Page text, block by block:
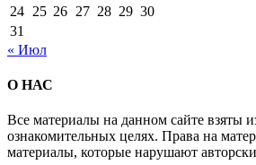
24 25 26 27 28 29 30
31
« Июл
О НАС
Все материалы на данном сайте взяты
ознакомительных целях. Права на
материалы, которые нарушают